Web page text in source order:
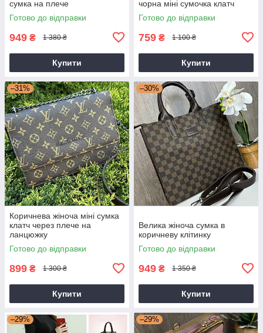
сумка на плече
Готово до відправки
949 ₴ 1 380 ₴
Купити
чорна міні сумочка клатч
Готово до відправки
759 ₴ 1 100 ₴
Купити
–31%
Коричнева жіноча міні сумка
клатч через плече на
ланцюжку
Готово до відправки
899 ₴ 1 300 ₴
Купити
–30%
Велика жіноча сумка в
коричневу клітинку
Готово до відправки
949 ₴ 1 350 ₴
Купити
–29% –29%